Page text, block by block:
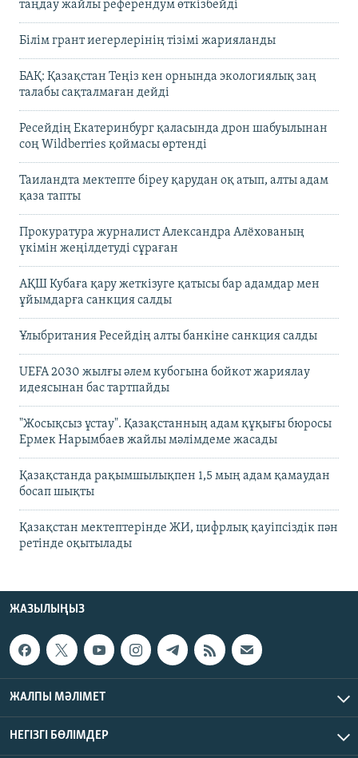
таңдау жайлы референдум өткізбейді
Білім грант иегерлерінің тізімі жарияланды
БАҚ: Қазақстан Теңіз кен орнында экологиялық заң
талабы сақталмаған дейді
Ресейдің Екатеринбург қаласында дрон шабуылынан
соң Wildberries қоймасы өртенді
Таиландта мектепте біреу қарудан оқ атып, алты адам
қаза тапты
Прокуратура журналист Александра Алёхованың
үкімін жеңілдетуді сұраған
АҚШ Кубаға қару жеткізуге қатысы бар адамдар мен
ұйымдарға санкция салды
Ұлыбритания Ресейдің алты банкіне санкция салды
UEFA 2030 жылғы әлем кубогына бойкот жариялау
идеясынан бас тартпайды
"Жосықсыз ұстау". Қазақстанның адам құқығы бюросы
Ермек Нарымбаев жайлы мәлімдеме жасады
Қазақстанда рақымшылықпен 1,5 мың адам қамаудан
босап шықты
Қазақстан мектептерінде ЖИ, цифрлық қауіпсіздік пән
ретінде оқытылады
ЖАЗЫЛЫҢЫЗ
ЖАЛПЫ МӘЛІМЕТ
НЕГІЗГІ БӨЛІМДЕР